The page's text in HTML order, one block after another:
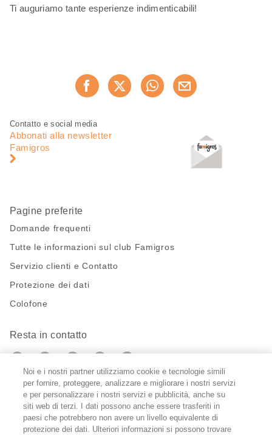
Ti auguriamo tante esperienze indimenticabili!
Consiglia ora
Piè
pagina
Navigazione
pagina
Contatto e social media
Abbonati alla newsletter
Famigros
Pagine preferite
Domande frequenti
Tutte le informazioni sul club Famigros
Servizio clienti e Contatto
Protezione dei dati
Colofone
Resta in contatto
https://twitter.com/migros?
https://www.youtube.com/user/
PinterestInstagram
Impostazioni cookie
FR IT
Noi e i nostri partner utilizziamo cookie e tecnologie simili
per fornire, proteggere, analizzare e migliorare i nostri servizi
e per personalizzare i nostri servizi e pubblicità, anche su
siti web di terzi. I dati possono anche essere trasferiti in
paesi che potrebbero non avere un livello equivalente di
protezione dei dati. Ulteriori informazioni si possono trovare